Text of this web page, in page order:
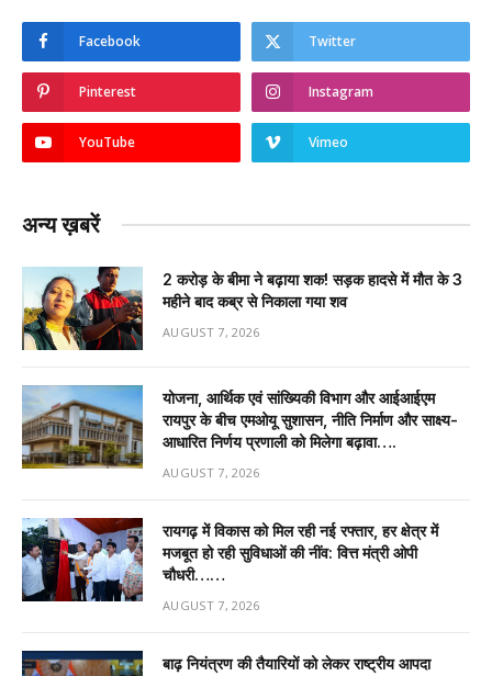
Facebook Twitter
Pinterest Instagram
YouTube Vimeo
अन्य ख़बरें
2 करोड़ के बीमा ने बढ़ाया शक! सड़क हादसे में मौत के 3
महीने बाद कब्र से निकाला गया शव
AUGUST 7, 2026
योजना, आर्थिक एवं सांख्यिकी विभाग और आईआईएम
रायपुर के बीच एमओयू सुशासन, नीति निर्माण और साक्ष्य-
आधारित निर्णय प्रणाली को मिलेगा बढ़ावा….
AUGUST 7, 2026
रायगढ़ में विकास को मिल रही नई रफ्तार, हर क्षेत्र में
मजबूत हो रही सुविधाओं की नींव: वित्त मंत्री ओपी
चौधरी……
AUGUST 7, 2026
बाढ़ नियंत्रण की तैयारियों को लेकर राष्ट्रीय आपदा